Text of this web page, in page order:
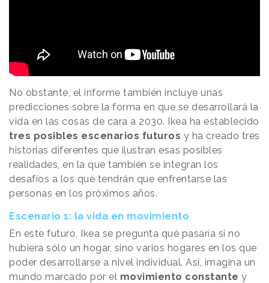
No obstante, el informe también incluye unas
predicciones sobre la forma en que se desarrollará la
vida en las cosas de cara a 2030. Ikea ha establecido
tres posibles escenarios futuros y ha creado tres
historias diferentes que ilustran esas posibles
realidades, en la que también se integran los
desafíos a los que tendrán que enfrentarse las
personas en los próximos años.
Escenario 1: la vida en movimiento
En este futuro, Ikea se pregunta qué pasaría si no
hubiera sólo un hogar, sino varios hogares en los que
poder desarrollarse a nivel individual. Así, imagina un
mundo marcado por el movimiento constante y